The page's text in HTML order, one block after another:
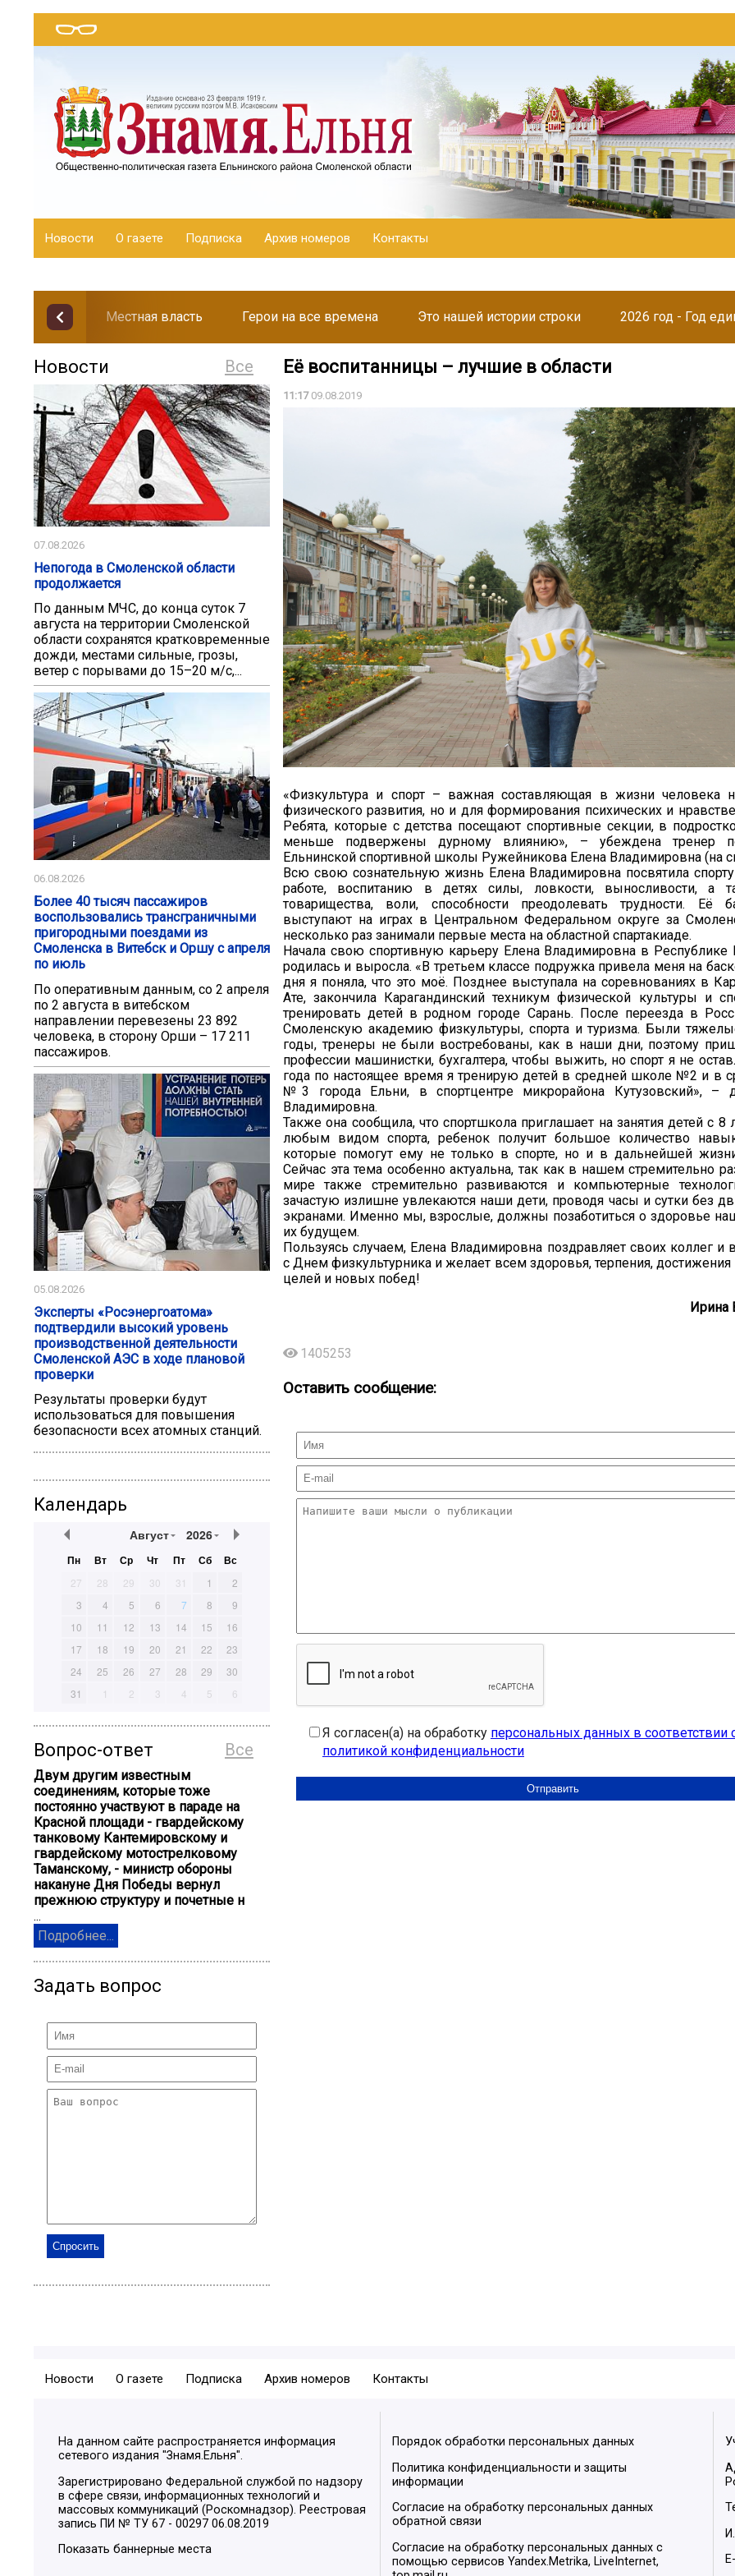
Новости О газете Подписка Архив номеров Контакты
Местная власть Герои на все времена Это нашей истории строки 2026 год - Год
Все
Новости
07.08.2026
Непогода в Смоленской области
продолжается
По данным МЧС, до конца суток 7
августа на территории Смоленской
области сохранятся кратковременные
дожди, местами сильные, грозы,
ветер с порывами до 15–20 м/с,...
06.08.2026
Более 40 тысяч пассажиров
воспользовались трансграничными
пригородными поездами из
Смоленска в Витебск и Оршу с апреля
по июль
По оперативным данным, со 2 апреля
по 2 августа в витебском
направлении перевезены 23 892
человека, в сторону Орши – 17 211
пассажиров.
05.08.2026
Эксперты «Росэнергоатома»
подтвердили высокий уровень
производственной деятельности
Смоленской АЭС в ходе плановой
проверки
Результаты проверки будут
использоваться для повышения
безопасности всех атомных станций.
Календарь
Август 2026
Пн Вт Ср Чт Пт Сб Вс
27 28 29 30 31 1
2
3
4 5 6 7 8
9
10
11 12 13 14 15
16
17
18 19 20 21 22
23
24
25 26 27 28 29
30
31
1 2 3 4 5 6
Все
Вопрос-ответ
Двум другим известным
соединениям, которые тоже
постоянно участвуют в параде на
Красной площади - гвардейскому
танковому Кантемировскому и
гвардейскому мотострелковому
Таманскому, - министр обороны
накануне Дня Победы вернул
прежнюю структуру и почетные н
...
Подробнее...
Задать вопрос
Её воспитанницы – лучшие в области
11:1709.08.2019
«Физкультура и спорт – важная составляющая в жизни человека
физического развития, но и для формирования психических и
Ребята, которые с детства посещают спортивные секции, в
меньше подвержены дурному влиянию», – убеждена тренер
Ельнинской спортивной школы Ружейникова Елена Владимировна (на
Всю свою сознательную жизнь Елена Владимировна посвятила
работе, воспитанию в детях силы, ловкости, выносливости, а
товарищества, воли, способности преодолевать трудности. Её
выступают на играх в Центральном Федеральном округе за
несколько раз занимали первые места на областной спартакиаде.
Начала свою спортивную карьеру Елена Владимировна в Республике
родилась и выросла. «В третьем классе подружка привела меня на
дня я поняла, что это моё. Позднее выступала на соревнованиях в
Ате, закончила Карагандинский техникум физической культуры и
тренировать детей в родном городе Сарань. После переезда в
Смоленскую академию физкультуры, спорта и туризма. Были
годы, тренеры не были востребованы, как в наши дни, поэтому
профессии машинистки, бухгалтера, чтобы выжить, но спорт я не
года по настоящее время я тренирую детей в средней школе №2 и в
№3 города Ельни, в спортцентре микрорайона Кутузовский», –
Владимировна.
Также она сообщила, что спортшкола приглашает на занятия детей с 8
любым видом спорта, ребенок получит большое количество
которые помогут ему не только в спорте, но и в дальнейшей
Сейчас эта тема особенно актуальна, так как в нашем стремительно
мире также стремительно развиваются и компьютерные
зачастую излишне увлекаются наши дети, проводя часы и сутки без
экранами. Именно мы, взрослые, должны позаботиться о здоровье
их будущем.
Пользуясь случаем, Елена Владимировна поздравляет своих коллег и
с Днем физкультурника и желает всем здоровья, терпения,
целей и новых побед!
Ирина
1405253
Оставить сообщение:
Я согласен(а) на обработку персональных данных в соответствии
политикой конфиденциальности
Новости О газете Подписка Архив номеров Контакты
На данном сайте распространяется информация
сетевого издания "Знамя.Ельня".
Зарегистрировано Федеральной службой по надзору
в сфере связи, информационных технологий и
массовых коммуникаций (Роскомнадзор). Реестровая
запись ПИ № ТУ 67 - 00297 06.08.2019
Показать баннерные места
Порядок обработки персональных данных
Политика конфиденциальности и защиты
информации
Согласие на обработку персональных данных
обратной связи
Согласие на обработку персональных данных с
помощью сервисов Yandex.Metrika, LiveInternet,